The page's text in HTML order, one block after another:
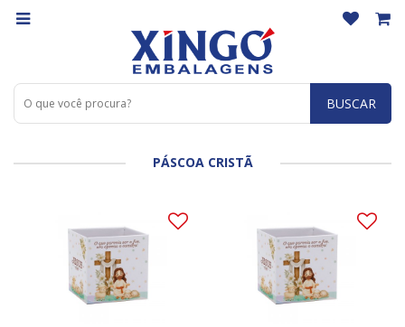
BUSCAR
PÁSCOA CRISTÃ